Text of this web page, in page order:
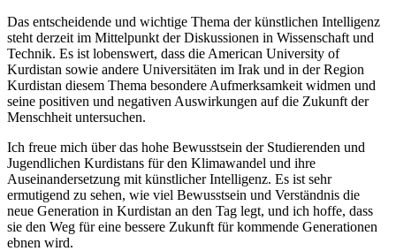
Das entscheidende und wichtige Thema der künstlichen Intelligenz
steht derzeit im Mittelpunkt der Diskussionen in Wissenschaft und
Technik. Es ist lobenswert, dass die American University of
Kurdistan sowie andere Universitäten im Irak und in der Region
Kurdistan diesem Thema besondere Aufmerksamkeit widmen und
seine positiven und negativen Auswirkungen auf die Zukunft der
Menschheit untersuchen.
Ich freue mich über das hohe Bewusstsein der Studierenden und
Jugendlichen Kurdistans für den Klimawandel und ihre
Auseinandersetzung mit künstlicher Intelligenz. Es ist sehr
ermutigend zu sehen, wie viel Bewusstsein und Verständnis die
neue Generation in Kurdistan an den Tag legt, und ich hoffe, dass
sie den Weg für eine bessere Zukunft für kommende Generationen
ebnen wird.